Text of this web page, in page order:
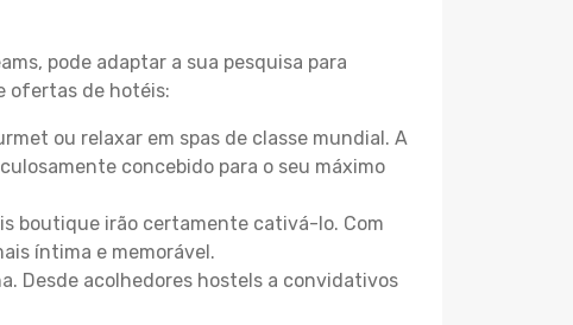
pode adaptar a sua pesquisa para
ofertas de hotéis:
ou relaxar em spas de classe mundial. A
concebido para o seu máximo
boutique irão certamente cativá-lo. Com
íntima e memorável.
Desde acolhedores hostels a convidativos